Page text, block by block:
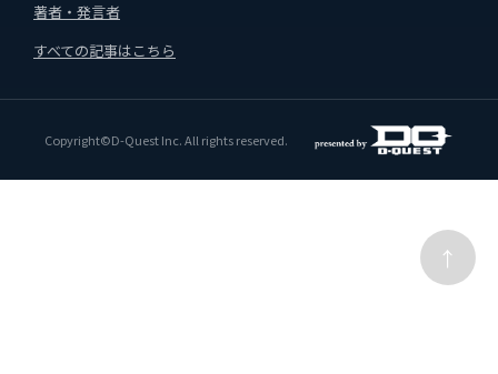
↑
著者・発言者
すべての記事はこちら
Copyright©D-Quest Inc. All rights reserved.